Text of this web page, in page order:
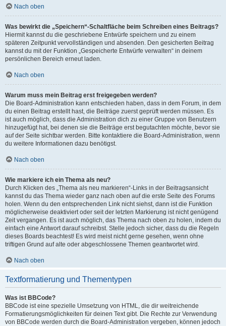
Nach oben
Was bewirkt die „Speichern“-Schaltfläche beim Schreiben eines Beitrags?
Hiermit kannst du die geschriebene Entwürfe speichern und zu einem
späteren Zeitpunkt vervollständigen und absenden. Den gesicherten Beitrag
kannst du mit der Funktion „Gespeicherte Entwürfe verwalten“ in deinem
persönlichen Bereich erneut laden.
Nach oben
Warum muss mein Beitrag erst freigegeben werden?
Die Board-Administration kann entschieden haben, dass in dem Forum, in dem
du einen Beitrag erstellt hast, die Beiträge zuerst geprüft werden müssen. Es
ist auch möglich, dass die Administration dich zu einer Gruppe von Benutzern
hinzugefügt hat, bei denen sie die Beiträge erst begutachten möchte, bevor sie
auf der Seite sichtbar werden. Bitte kontaktiere die Board-Administration, wenn
du weitere Informationen dazu benötigst.
Nach oben
Wie markiere ich ein Thema als neu?
Durch Klicken des „Thema als neu markieren“-Links in der Beitragsansicht
kannst du das Thema wieder ganz nach oben auf die erste Seite des Forums
holen. Wenn du den entsprechenden Link nicht siehst, dann ist die Funktion
möglicherweise deaktiviert oder seit der letzten Markierung ist nicht genügend
Zeit vergangen. Es ist auch möglich, das Thema nach oben zu holen, indem du
einfach eine Antwort darauf schreibst. Stelle jedoch sicher, dass du die Regeln
dieses Boards beachtest! Es wird meist nicht gerne gesehen, wenn ohne
triftigen Grund auf alte oder abgeschlossene Themen geantwortet wird.
Nach oben
Textformatierung und Thementypen
Was ist BBCode?
BBCode ist eine spezielle Umsetzung von HTML, die dir weitreichende
Formatierungsmöglichkeiten für deinen Text gibt. Die Rechte zur Verwendung
von BBCode werden durch die Board-Administration vergeben, können jedoch